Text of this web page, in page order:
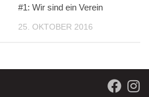
#1: Wir sind ein Verein
25. OKTOBER 2016